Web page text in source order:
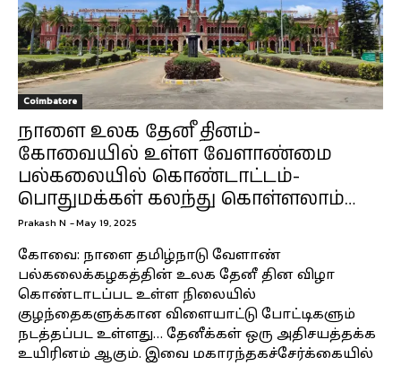
Coimbatore
நாளை உலக தேனீ தினம்-
கோவையில் உள்ள வேளாண்மை
பல்கலையில் கொண்டாட்டம்-
பொதுமக்கள் கலந்து கொள்ளலாம்…
Prakash N -May 19, 2025
கோவை: நாளை தமிழ்நாடு வேளாண்
பல்கலைக்கழகத்தின் உலக தேனீ தின விழா
கொண்டாடப்பட உள்ள நிலையில்
குழந்தைகளுக்கான விளையாட்டு போட்டிகளும்
நடத்தப்பட உள்ளது… தேனீக்கள் ஒரு அதிசயத்தக்க
உயிரினம் ஆகும். இவை மகாரந்தகச்சேர்க்கையில்